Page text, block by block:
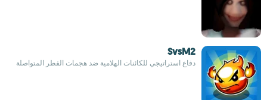
SvsM2
دفاع استراتيجي للكائنات الهلامية ضد هجمات الفطر المتواصلة